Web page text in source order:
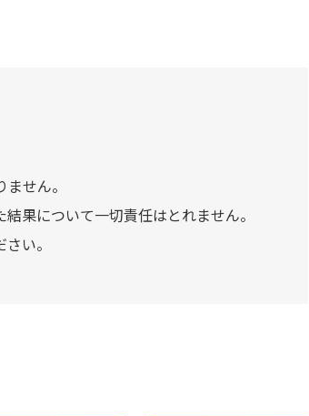
せん。
果について一切責任はとれません。
い。